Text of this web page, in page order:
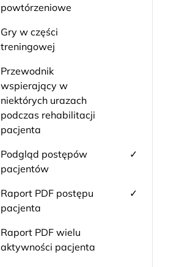
powtórzeniowe
Gry w części
treningowej
Przewodnik
wspierający w
niektórych urazach
podczas rehabilitacji
pacjenta
Podgląd postępów
pacjentów
✓
Raport PDF postępu
pacjenta
✓
Raport PDF wielu
aktywności pacjenta